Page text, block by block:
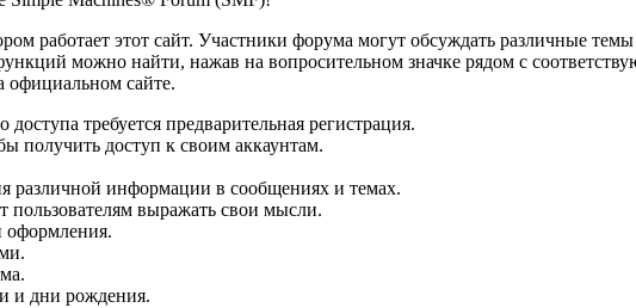
работает этот сайт. Участники форума могут обсуждать различные темы
можно найти, нажав на вопросительном значке рядом с
официальном сайте.
требуется предварительная регистрация.
получить доступ к своим аккаунтам.
различной информации в сообщениях и темах.
пользователям выражать свои мысли.
оформления.
и дни рождения.